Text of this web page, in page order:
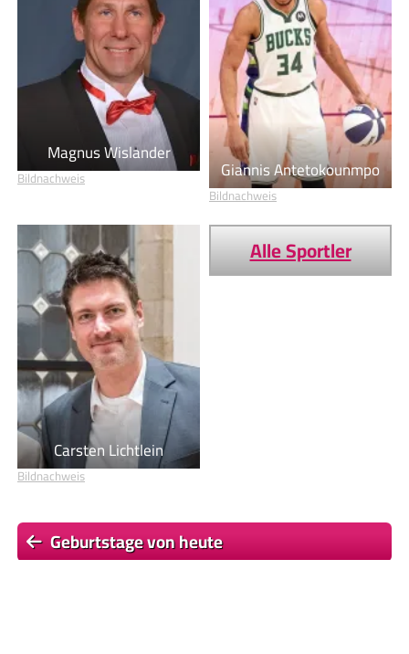
Magnus Wislander
Bildnachweis Giannis Antetokounmpo
Bildnachweis
Carsten Lichtlein
Bildnachweis
Alle Sportler
Geburtstage von heute